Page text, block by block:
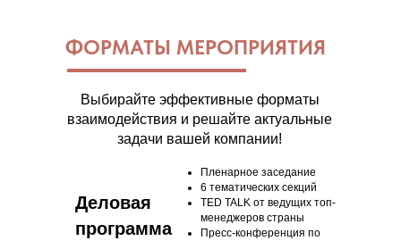
ФОРМАТЫ МЕРОПРИЯТИЯ
Деловая
программа
Выбирайте эффективные форматы
взаимодействия и решайте актуальные
задачи вашей компании!
Пленарное заседание
6 тематических секций
TED TALK от ведущих топ-
менеджеров страны
Пресс-конференция по